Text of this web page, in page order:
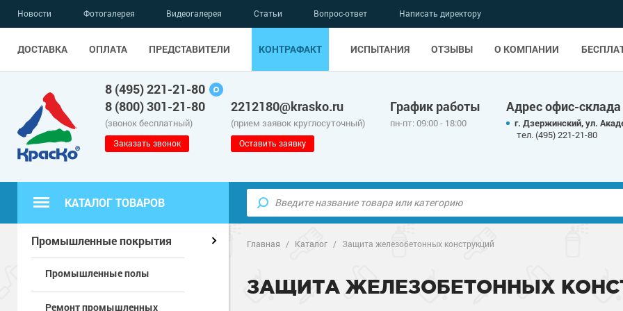
Новости Фотогалерея Видеогалерея Статьи Вопрос-ответ Написать директору
ДОСТАВКА ОПЛАТА ПРЕДСТАВИТЕЛИ КОНТРАФАКТ ИСПЫТАНИЯ ОТЗЫВЫ О КОМПАНИИ
8 (495) 221-21-80
8 (800) 301-21-80
(звонок бесплатный)
Заказать звонок
2212180@krasko.ru
(прием заявок круглосуточный)
Оставить заявку
График работы
пн-пт: 09:00 - 18:00
Адрес офис-
г. Дзержинский, ул.
тел. (495) 221-21-80
КАТАЛОГ ТОВАРОВ
Полимерные наливные полы Полиуретановые полы
Для бетонных полов
Главная / Каталог / Защита железобетонных конструкций
ЗАЩИТА ЖЕЛЕЗОБЕТОННЫХ
Промышленные покрытия
Промышленные полы
Ремонт промышленных